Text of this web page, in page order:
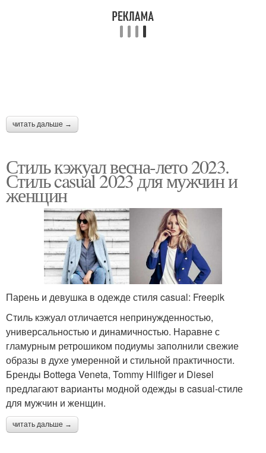
читать дальше →
Стиль кэжуал весна-лето 2023.
Стиль casual 2023 для мужчин и
женщин
Парень и девушка в одежде стиля casual: Freepik
Стиль кэжуал отличается непринужденностью,
универсальностью и динамичностью. Наравне с
гламурным ретрошиком подиумы заполнили свежие
образы в духе умеренной и стильной практичности.
Бренды Bottega Veneta, Tommy Hilfiger и Diesel
предлагают варианты модной одежды в casual-стиле
для мужчин и женщин.
читать дальше →